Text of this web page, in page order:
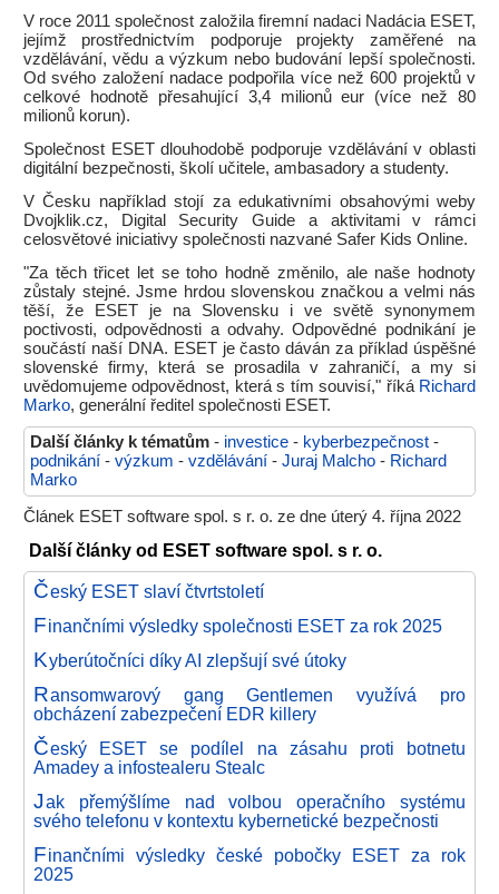
V roce 2011 společnost založila firemní nadaci Nadácia ESET,
jejímž prostřednictvím podporuje projekty zaměřené na
vzdělávání, vědu a výzkum nebo budování lepší společnosti.
Od svého založení nadace podpořila více než 600 projektů v
celkové hodnotě přesahující 3,4 milionů eur (více než 80
milionů korun).
Společnost ESET dlouhodobě podporuje vzdělávání v oblasti
digitální bezpečnosti, školí učitele, ambasadory a studenty.
V Česku například stojí za edukativními obsahovými weby
Dvojklik.cz, Digital Security Guide a aktivitami v rámci
celosvětové iniciativy společnosti nazvané Safer Kids Online.
"Za těch třicet let se toho hodně změnilo, ale naše hodnoty
zůstaly stejné. Jsme hrdou slovenskou značkou a velmi nás
těší, že ESET je na Slovensku i ve světě synonymem
poctivosti, odpovědnosti a odvahy. Odpovědné podnikání je
součástí naší DNA. ESET je často dáván za příklad úspěšné
slovenské firmy, která se prosadila v zahraničí, a my si
uvědomujeme odpovědnost, která s tím souvisí," říká Richard
Marko, generální ředitel společnosti ESET.
Další články k tématům - investice - kyberbezpečnost -
podnikání - výzkum - vzdělávání - Juraj Malcho - Richard
Marko
Článek ESET software spol. s r. o. ze dne úterý 4. října 2022
Další články od ESET software spol. s r. o.
Český ESET slaví čtvrtstoletí
Finančními výsledky společnosti ESET za rok 2025
Kyberútočníci díky AI zlepšují své útoky
Ransomwarový gang Gentlemen využívá pro
obcházení zabezpečení EDR killery
Český ESET se podílel na zásahu proti botnetu
Amadey a infostealeru Stealc
Jak přemýšlíme nad volbou operačního systému
svého telefonu v kontextu kybernetické bezpečnosti
Finančními výsledky české pobočky ESET za rok
2025